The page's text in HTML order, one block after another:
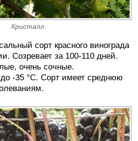
Кристалл
сорт красного винограда
Созревает за 100-110 дней.
очень сочные.
до -35 °C. Сорт имеет среднюю